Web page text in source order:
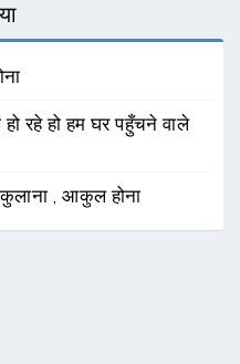
रहे हो हम घर पहुँचने वाले
,आकुल होना